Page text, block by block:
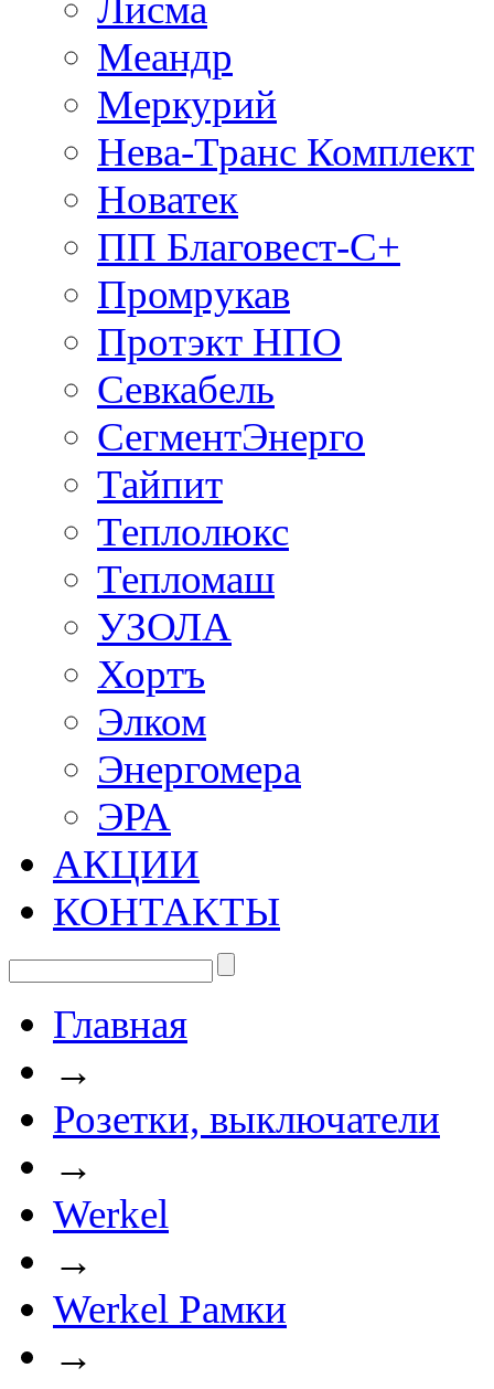
Лисма
Меандр
Меркурий
Нева-Транс Комплект
Новатек
ПП Благовест-С+
Промрукав
Протэкт НПО
Севкабель
СегментЭнерго
Тайпит
Теплолюкс
Тепломаш
УЗОЛА
Хортъ
Элком
Энергомера
ЭРА
АКЦИИ
КОНТАКТЫ
Главная
→
Розетки, выключатели
→
Werkel
→
Werkel Рамки
→